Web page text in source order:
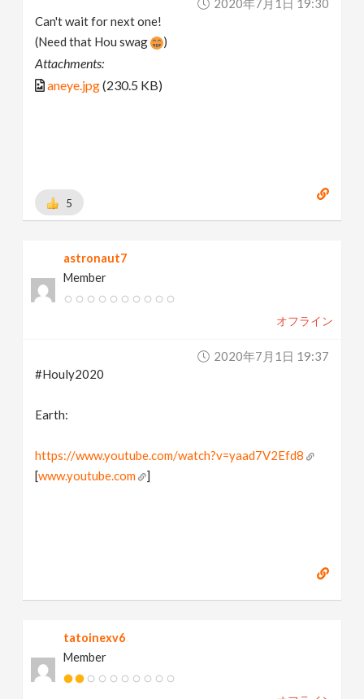
2020年7月1日 19:30
Can't wait for next one!
(Need that Hou swag
)
Attachments:
aneye.jpg(230.5 KB)
5
astronaut7
Member
オフライン
2020年7月1日 19:37
#Houly2020
Earth:
https://www.youtube.com/watch?v=yaad7V2Efd8
[www.youtube.com ]
tatoinexv6
Member